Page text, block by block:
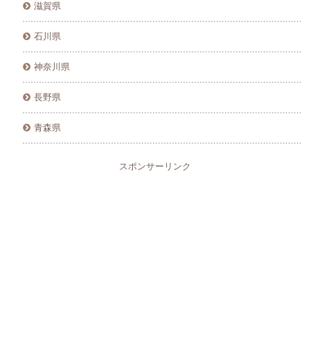
滋賀県
石川県
神奈川県
長野県
青森県
スポンサーリンク